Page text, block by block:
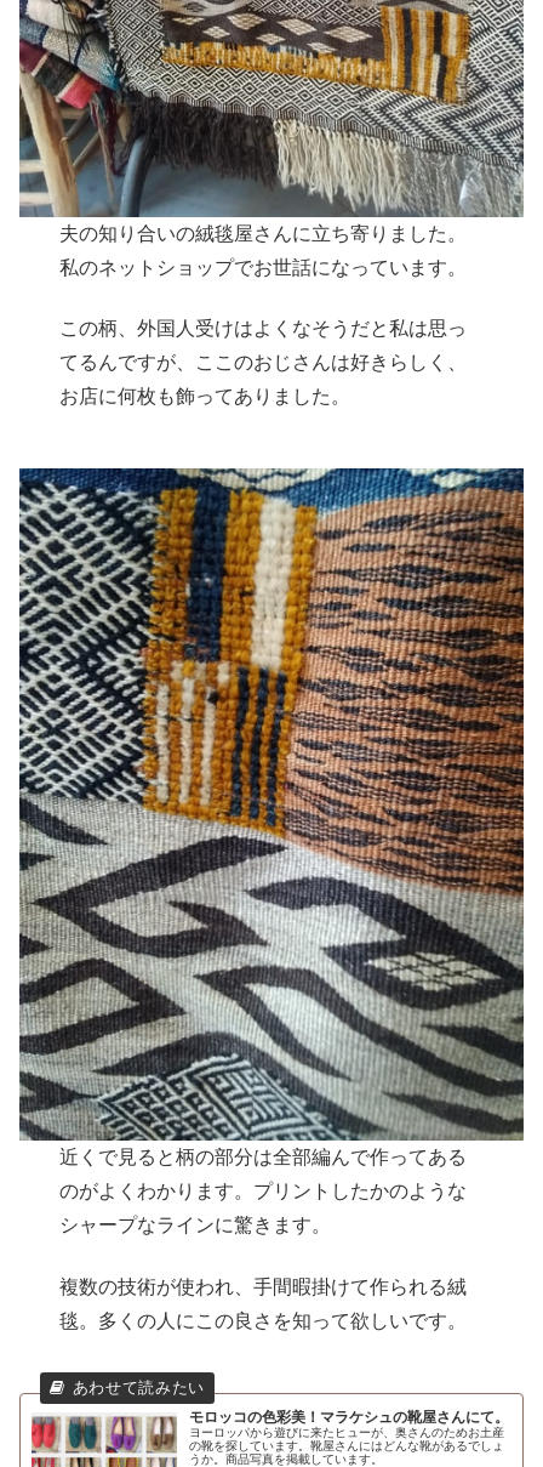
夫の知り合いの絨毯屋さんに立ち寄りました。
私のネットショップでお世話になっています。
この柄、外国人受けはよくなそうだと私は思っ
てるんですが、ここのおじさんは好きらしく、
お店に何枚も飾ってありました。
近くで見ると柄の部分は全部編んで作ってある
のがよくわかります。プリントしたかのような
シャープなラインに驚きます。
複数の技術が使われ、手間暇掛けて作られる絨
毯。多くの人にこの良さを知って欲しいです。
モロッコの色彩美！マラケシュの靴屋さんにて。
ヨーロッパから遊びに来たヒューが、奥さんのためお土産
の靴を探しています。靴屋さんにはどんな靴があるでしょ
うか。商品写真を掲載しています。